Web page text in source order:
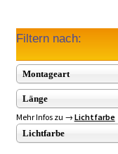
Filtern nach:
Montageart
Länge
Mehr Infos zu → Lichtfarbe
Lichtfarbe